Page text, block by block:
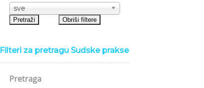
sve
Filteri za pretragu Sudske prakse
Pretraga